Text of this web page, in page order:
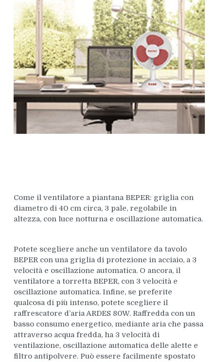
Come il ventilatore a piantana BEPER: griglia con
diametro di 40 cm circa, 3 pale, regolabile in
altezza, con luce notturna e oscillazione automatica.
Potete scegliere anche un ventilatore da tavolo
BEPER con una griglia di protezione in acciaio, a 3
velocità e oscillazione automatica. O ancora, il
ventilatore a torretta BEPER, con 3 velocità e
oscillazione automatica. Infine, se preferite
qualcosa di più intenso, potete scegliere il
raffrescatore d’aria ARDES 80W. Raffredda con un
basso consumo energetico, mediante aria che passa
attraverso acqua fredda, ha 3 velocità di
ventilazione, oscillazione automatica delle alette e
filtro antipolvere. Può essere facilmente spostato